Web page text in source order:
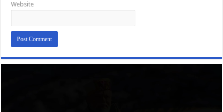
Website